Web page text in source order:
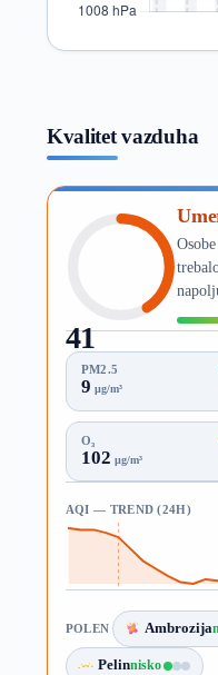
Kvalitet vazduha
41
AQI
PM2.5
9 µg/m³
O₃
102 µg/m³
AQI — TREND (24H)
POLEN Ambrozija
Pelinnisko